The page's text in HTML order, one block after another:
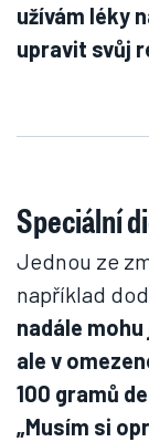
užívám léky
upravit svůj
Speciální
Jednou ze
například
nadále
ale v
100 gramů
„Musím si